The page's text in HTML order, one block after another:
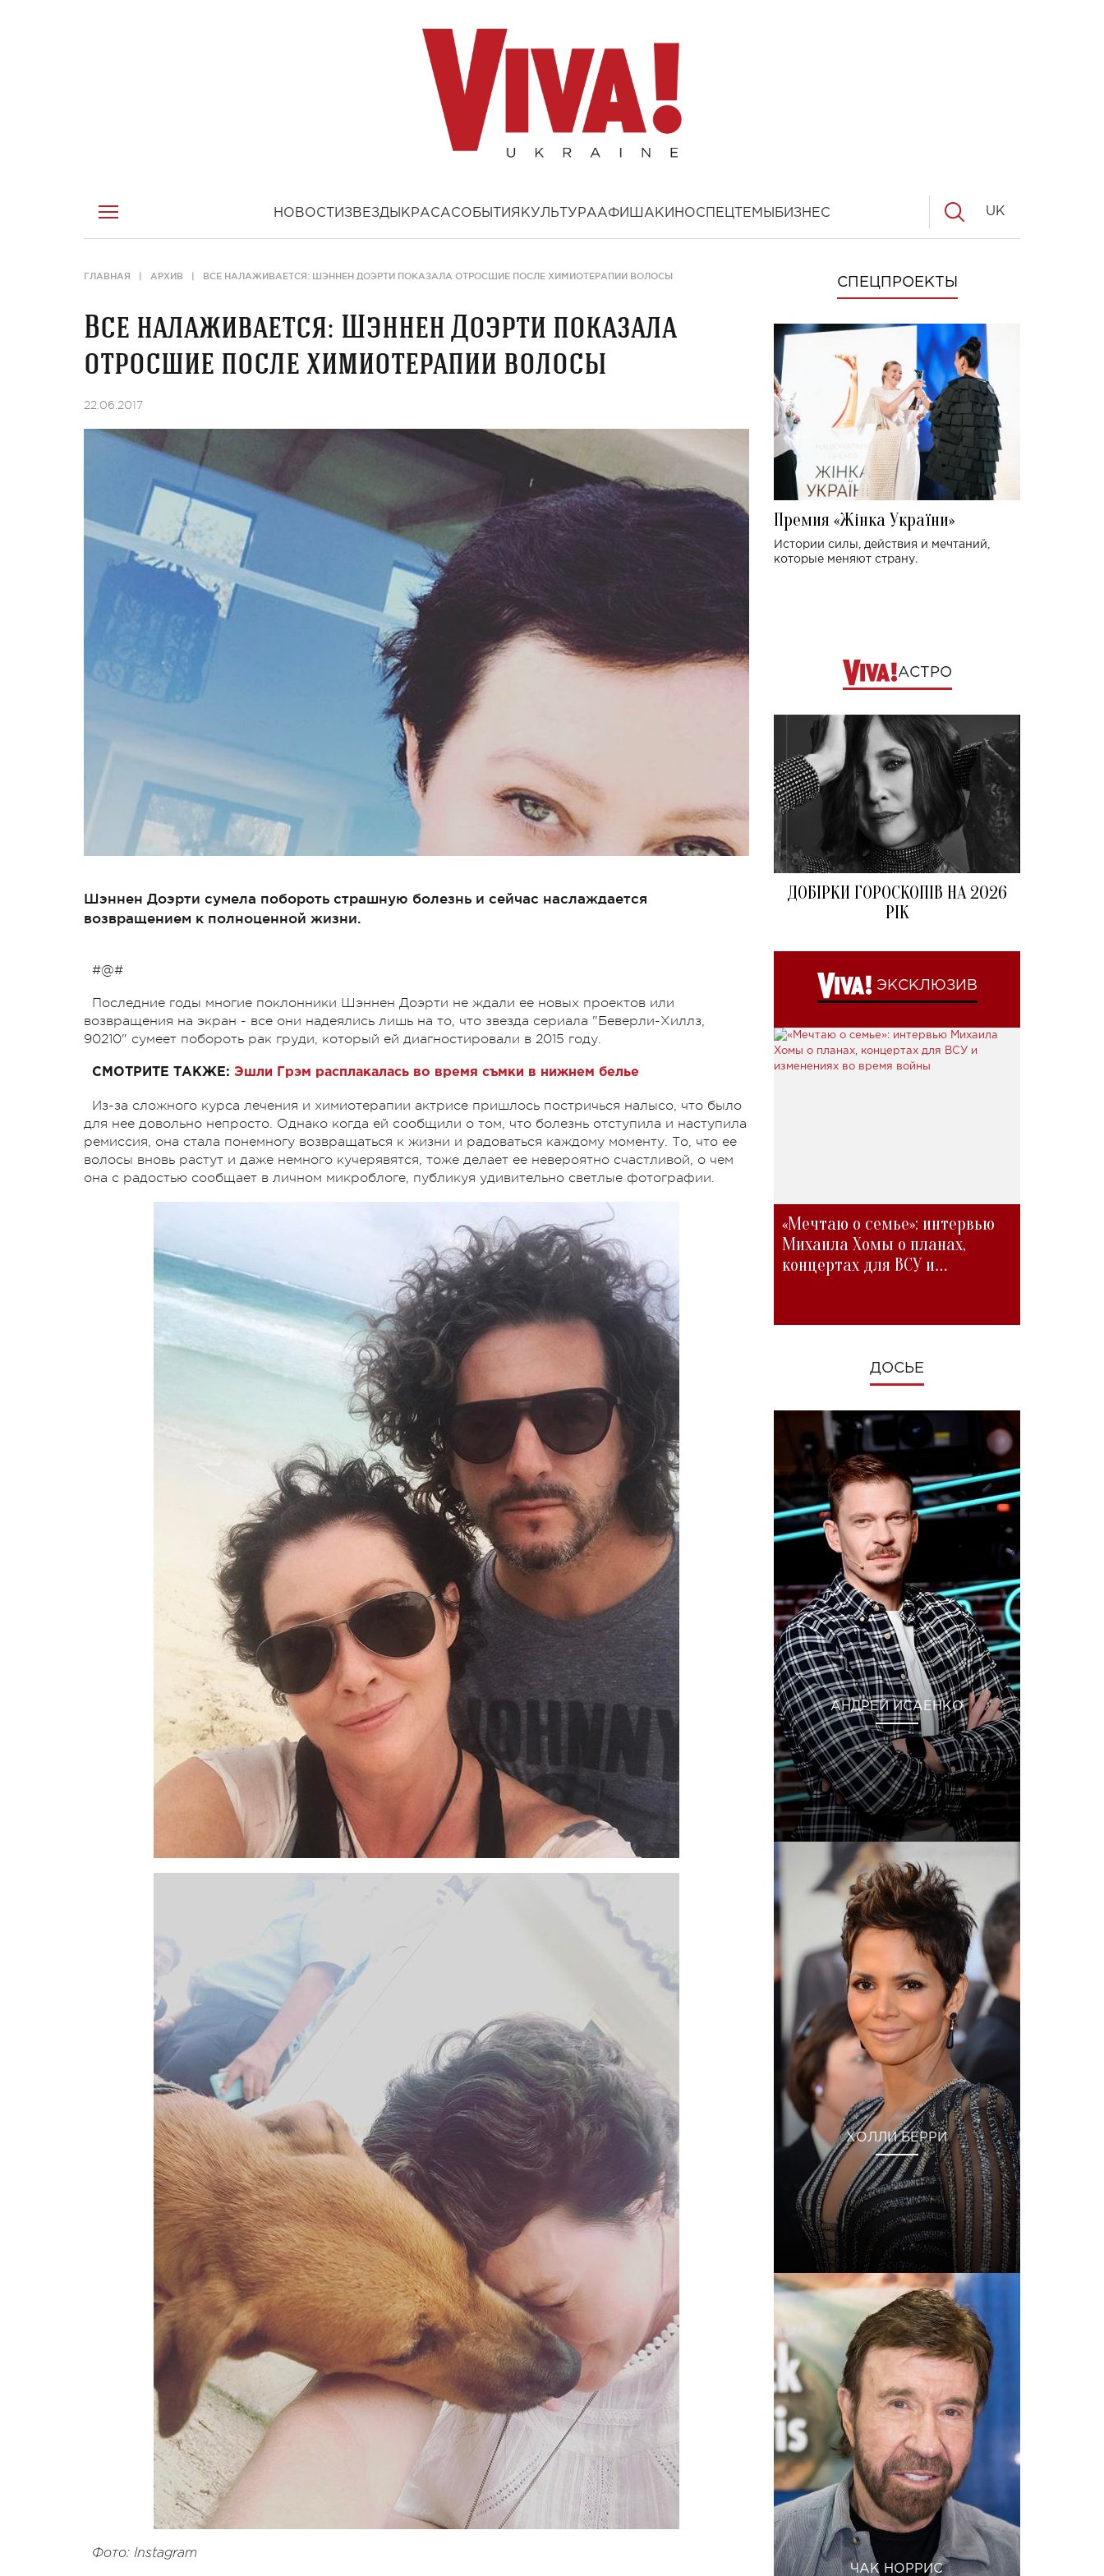
НОВОСТИ ЗВЕЗДЫ КРАСАСОБЫТИЯ КУЛЬТУРААФИША КИНОСПЕЦТЕМЫ БИЗНЕС UK
ГЛАВНАЯ АРХИВ ВСЕ НАЛАЖИВАЕТСЯ: ШЭННЕН ДОЭРТИ ПОКАЗАЛА ОТРОСШИЕ ПОСЛЕ ХИМИОТЕРАПИИ ВОЛОСЫ
Все налаживается: Шэннен Доэрти показала
отросшие после химиотерапии волосы
22.06.2017
Шэннен Доэрти сумела побороть страшную болезнь и сейчас наслаждается
возвращением к полноценной жизни.
#@#
Последние годы многие поклонники Шэннен Доэрти не ждали ее новых проектов или
возвращения на экран - все они надеялись лишь на то, что звезда сериала "Беверли-Хиллз,
90210" сумеет побороть рак груди, который ей диагностировали в 2015 году.
СМОТРИТЕ ТАКЖЕ: Эшли Грэм расплакалась во время съмки в нижнем белье
Из-за сложного курса лечения и химиотерапии актрисе пришлось постричься налысо, что было
для нее довольно непросто. Однако когда ей сообщили о том, что болезнь отступила и наступила
ремиссия, она стала понемногу возвращаться к жизни и радоваться каждому моменту. То, что ее
волосы вновь растут и даже немного кучерявятся, тоже делает ее невероятно счастливой, о чем
она с радостью сообщает в личном микроблоге, публикуя удивительно светлые фотографии.
Фото: Instagram
СПЕЦПРОЕКТЫ
Премия «Жінка України»
Истории силы, действия и мечтаний,
которые меняют страну.
АСТРО
ДОБІРКИ ГОРОСКОПІВ НА 2026
РІК
ЭКСКЛЮЗИВ
«Мечтаю о семье»: интервью
Михаила Хомы о планах,
концертах для ВСУ и
ДОСЬЕ
АНДРЕЙ ИСАЕНКО
ХОЛЛИ БЕРРИ
ЧАК НОРРИС